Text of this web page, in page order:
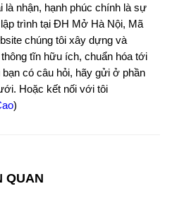
là nhận, hạnh phúc chính là sự
trình tại ĐH Mở Hà Nội, Mã
chúng tôi xây dựng và
tĩn hữu ích, chuẩn hóa tới
có câu hỏi, hãy gửi ở phần
Hoặc kết nối với tôi
)
QUAN